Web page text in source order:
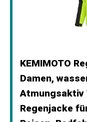
KEMIMOTO
Damen,
Atmungsaktiv
Regenjacke